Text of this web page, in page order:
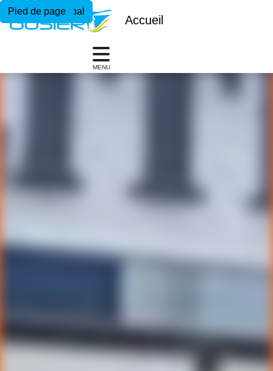
Menu principal
Contenu principal
Pied de page
Accueil
MENU